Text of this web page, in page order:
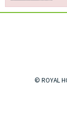
© ROYAL